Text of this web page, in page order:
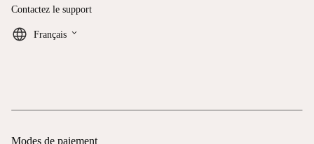
Contactez le support
Français keyboard_arrow_down
Modes de paiement